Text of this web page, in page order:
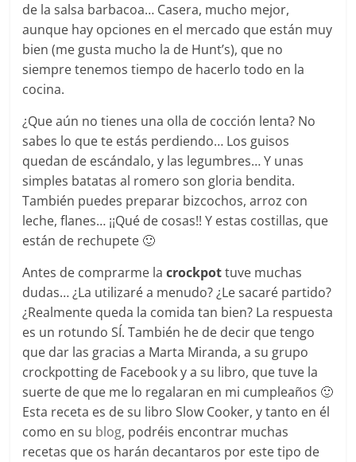
de la salsa barbacoa… Casera, mucho mejor,
aunque hay opciones en el mercado que están muy
bien (me gusta mucho la de Hunt’s), que no
siempre tenemos tiempo de hacerlo todo en la
cocina.
¿Que aún no tienes una olla de cocción lenta? No
sabes lo que te estás perdiendo… Los guisos
quedan de escándalo, y las legumbres… Y unas
simples batatas al romero son gloria bendita.
También puedes preparar bizcochos, arroz con
leche, flanes… ¡¡Qué de cosas!! Y estas costillas, que
están de rechupete 🙂
Antes de comprarme lacrockpottuve muchas
dudas… ¿La utilizaré a menudo? ¿Le sacaré partido?
¿Realmente queda la comida tan bien? La respuesta
es un rotundo SÍ. También he de decir que tengo
que dar las gracias a Marta Miranda, a su grupo
crockpotting de Facebook y a su libro, que tuve la
suerte de que me lo regalaran en mi cumpleaños 🙂
Esta receta es de su libro Slow Cooker, y tanto en él
como en su blog, podréis encontrar muchas
recetas que os harán decantaros por este tipo de